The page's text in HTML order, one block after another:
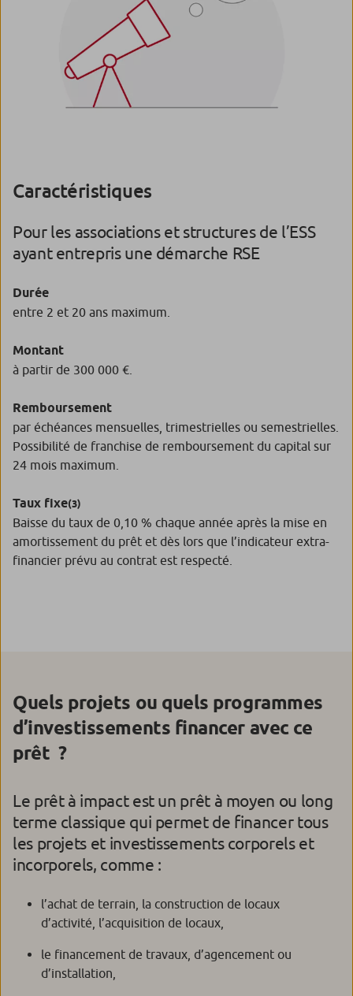
Caractéristiques
Pour les associations et structures de l’ESS
ayant entrepris une démarche RSE
Durée
entre 2 et 20 ans maximum.
Montant
à partir de 300 000 €.
Remboursement
par échéances mensuelles, trimestrielles ou semestrielles.
Possibilité de franchise de remboursement du capital sur
24 mois maximum.
Taux fixe(3)
Baisse du taux de 0,10 % chaque année après la mise en
amortissement du prêt et dès lors que l’indicateur extra-
financier prévu au contrat est respecté.
Quels projets ou quels programmes
d’investissements financer avec ce
prêt ?
Le prêt à impact est un prêt à moyen ou long
terme classique qui permet de financer tous
les projets et investissements corporels et
incorporels, comme :
l’achat de terrain, la construction de locaux
d’activité, l’acquisition de locaux,
le financement de travaux, d’agencement ou
d’installation,